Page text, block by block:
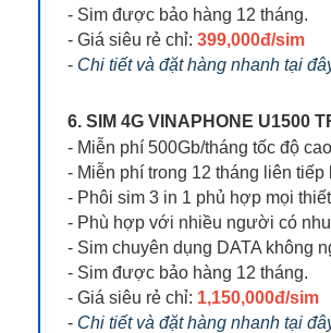
- Sim được bảo hàng 12 tháng.
- Giá siêu rẻ chỉ: 399,000đ/sim
- Chi tiết và đặt hàng nhanh tại
6. SIM 4G VINAPHONE U1500
- Miễn phí 500Gb/tháng tốc độ
- Miễn phí trong 12 tháng liên tiếp
- Phôi sim 3 in 1 phủ hợp mọi
- Phù hợp với nhiều người có
- Sim chuyên dụng DATA không
- Sim được bảo hàng 12 tháng.
- Giá siêu rẻ chỉ: 1,150,000đ/sim
- Chi tiết và đặt hàng nhanh tại